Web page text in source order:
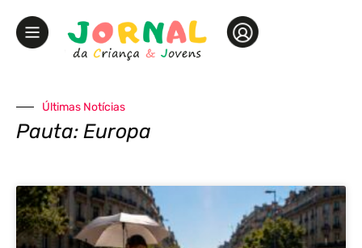
Últimas Notícias
Pauta: Europa